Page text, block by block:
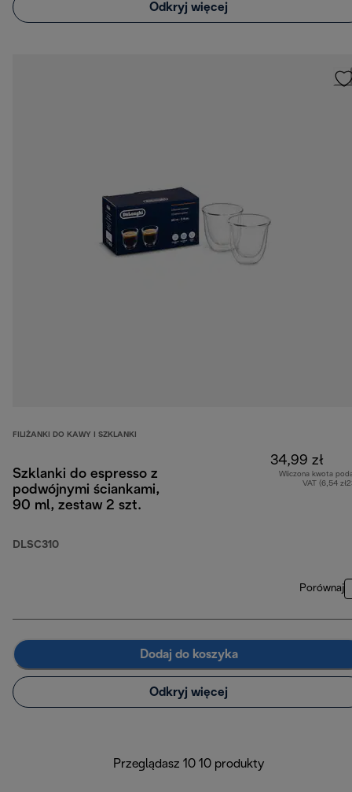
Odkryj więcej
FILIŻANKI DO KAWY I SZKLANKI
Szklanki do espresso z
podwójnymi ściankami,
90 ml, zestaw 2 szt.
DLSC310
34,99 zł
Wliczona kwota
VAT (6,54
Porównaj
Dodaj do koszyka
Odkryj więcej
Przeglądasz 10 10 produkty